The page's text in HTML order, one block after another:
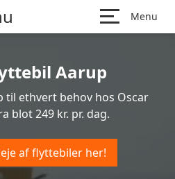
Menu
Aarup
til ethvert behov hos Oscar
blot 249 kr. pr. dag.
af flyttebiler her!